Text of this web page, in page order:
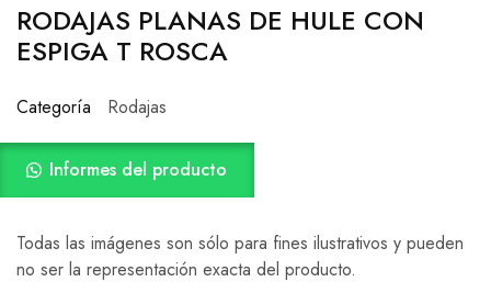
RODAJAS PLANAS DE HULE CON
ESPIGA T ROSCA
Categoría Rodajas
Informes del producto
Todas las imágenes son sólo para fines ilustrativos y pueden
no ser la representación exacta del producto.